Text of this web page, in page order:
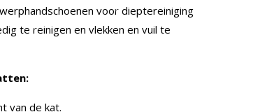
voor dieptereiniging
te reinigen en vlekken en vuil te
van de kat.